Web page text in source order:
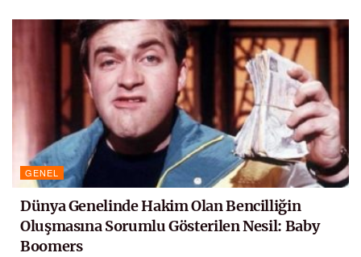
GENEL
Dünya Genelinde Hakim Olan Bencilliğin
Oluşmasına Sorumlu Gösterilen Nesil: Baby
Boomers